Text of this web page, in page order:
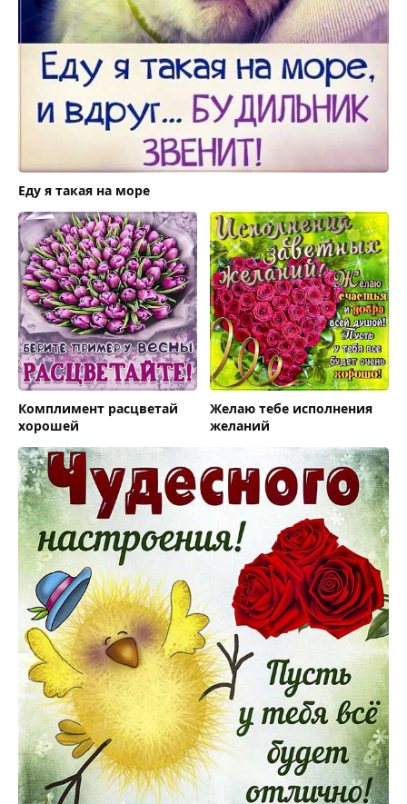
Еду я такая на море
Комплимент расцветай
хорошей
Желаю тебе исполнения
желаний